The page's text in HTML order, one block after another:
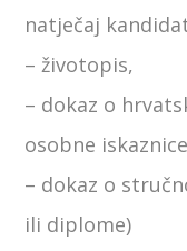
natječaj
– životopis,
– dokaz o
osobne
– dokaz o
ili diplome)